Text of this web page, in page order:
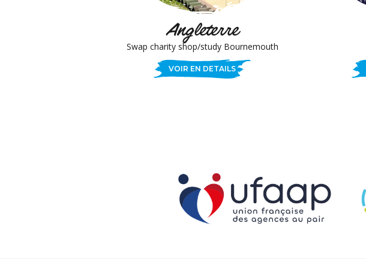
Angleterre
Swap charity shop/study Bournemouth
VOIR EN DETAILS